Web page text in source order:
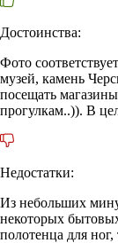
Достоинства:
Фото
музей, камень
посещать
прогулкам..)). В
Недостатки:
Из небольших
некоторых
полотенца для